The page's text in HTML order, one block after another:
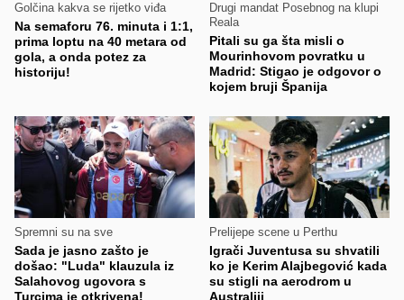
Golčina kakva se rijetko viđa
Na semaforu 76. minuta i 1:1,
prima loptu na 40 metara od
gola, a onda potez za
historiju!
Drugi mandat Posebnog na klupi
Reala
Pitali su ga šta misli o
Mourinhovom povratku u
Madrid: Stigao je odgovor o
kojem bruji Španija
Spremni su na sve
Sada je jasno zašto je
došao: "Luda" klauzula iz
Salahovog ugovora s
Turcima je otkrivena!
Prelijepe scene u Perthu
Igrači Juventusa su shvatili
ko je Kerim Alajbegović kada
su stigli na aerodrom u
Australiji